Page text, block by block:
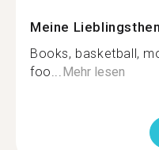
Meine
Books, basketball,
foo...Mehr lesen